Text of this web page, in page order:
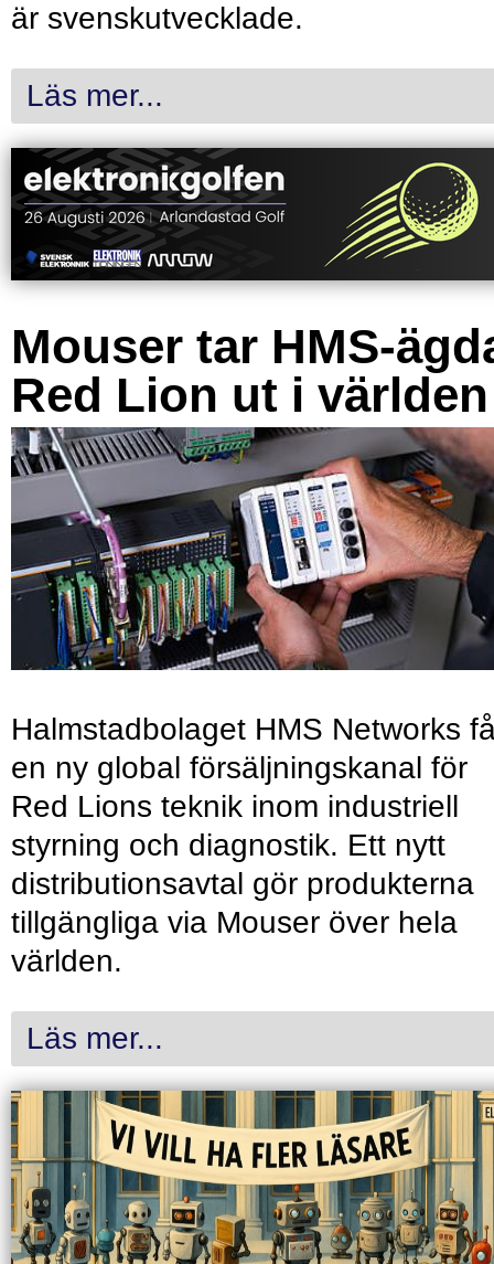
är svenskutvecklade.
Läs mer...
Mouser tar HMS-
Red Lion ut i världen
Halmstadbolaget HMS Networks
en ny global försäljningskanal för
Red Lions teknik inom industriell
styrning och diagnostik. Ett nytt
distributionsavtal gör produkterna
tillgängliga via Mouser över hela
världen.
Läs mer...